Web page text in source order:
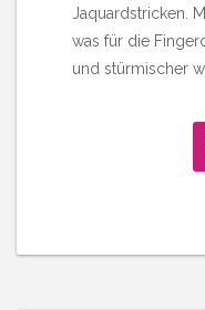
Jaquardstricken.
was für die
und stürmischer